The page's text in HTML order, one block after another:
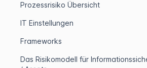
Prozessrisiko Übersicht
IT Einstellungen
Frameworks
Das Risikomodell für